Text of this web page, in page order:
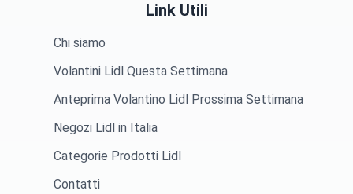
Link Utili
Chi siamo
Volantini Lidl Questa Settimana
Anteprima Volantino Lidl Prossima Settimana
Negozi Lidl in Italia
Categorie Prodotti Lidl
Contatti